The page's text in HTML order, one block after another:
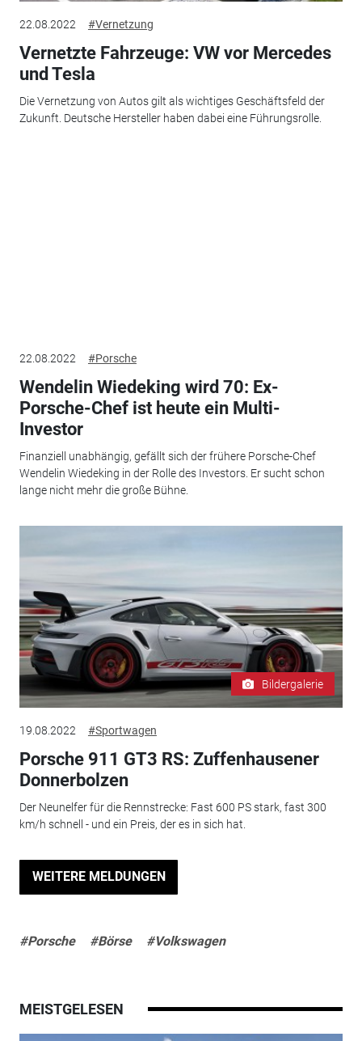
22.08.2022 #Vernetzung
Vernetzte Fahrzeuge: VW vor Mercedes
und Tesla
Die Vernetzung von Autos gilt als wichtiges Geschäftsfeld der
Zukunft. Deutsche Hersteller haben dabei eine Führungsrolle.
22.08.2022 #Porsche
Wendelin Wiedeking wird 70: Ex-
Porsche-Chef ist heute ein Multi-
Investor
Finanziell unabhängig, gefällt sich der frühere Porsche-Chef
Wendelin Wiedeking in der Rolle des Investors. Er sucht schon
lange nicht mehr die große Bühne.
Bildergalerie
19.08.2022 #Sportwagen
Porsche 911 GT3 RS: Zuffenhausener
Donnerbolzen
Der Neunelfer für die Rennstrecke: Fast 600 PS stark, fast 300
km/h schnell - und ein Preis, der es in sich hat.
WEITERE MELDUNGEN
#Porsche #Börse #Volkswagen
MEISTGELESEN